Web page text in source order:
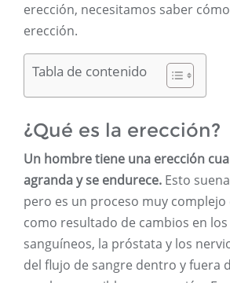
erección, necesitamos saber
erección.
Tabla de contenido
¿Qué es la erección?
Un hombre tiene una erección
agranda y se endurece. Esto
pero es un proceso muy
como resultado de cambios en los
sanguíneos, la próstata y los
del flujo de sangre dentro y fuera